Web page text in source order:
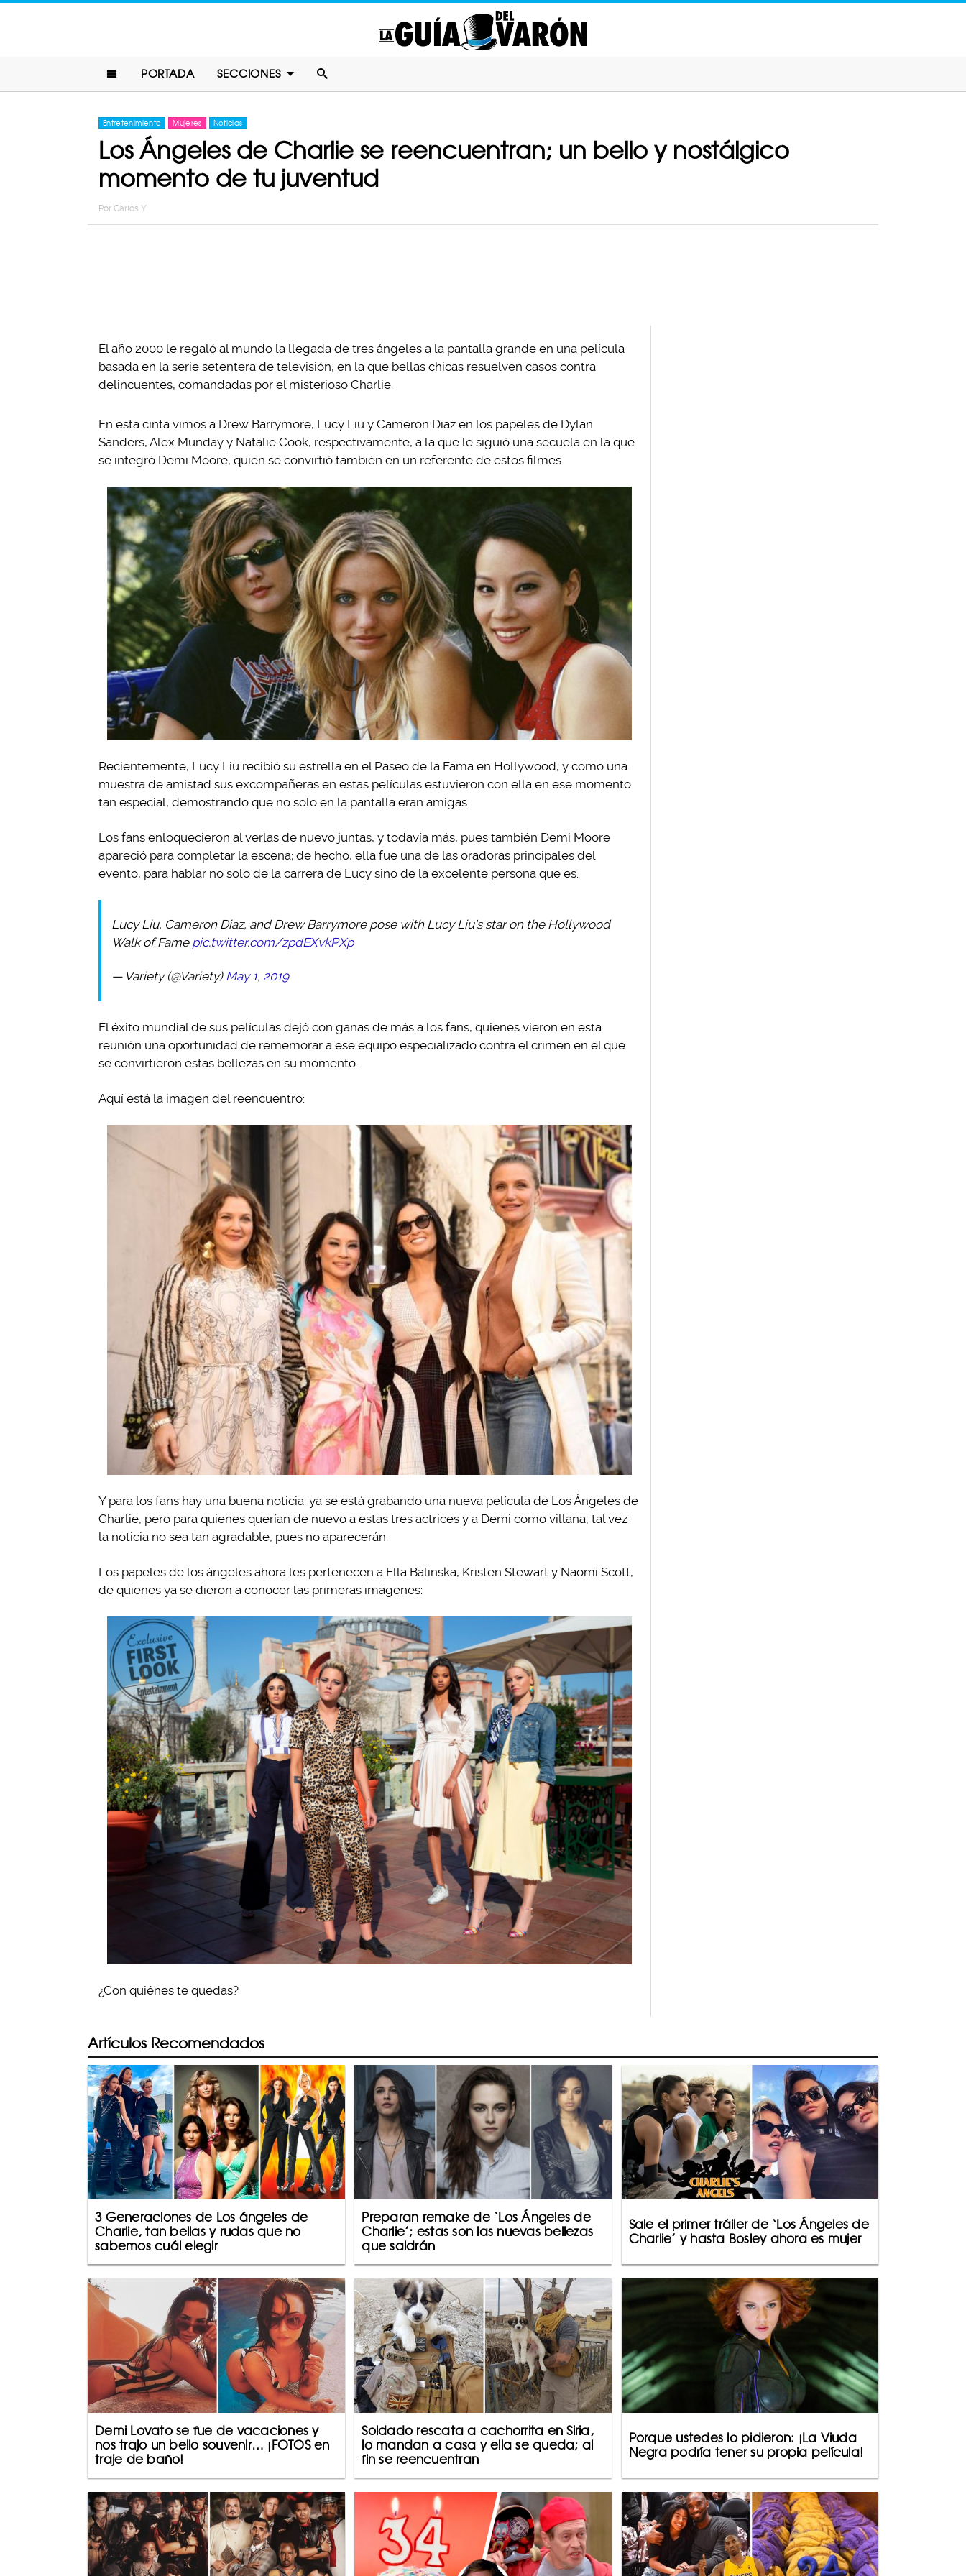
PORTADA SECCIONES
Entretenimiento Mujeres Noticias
Los Ángeles de Charlie se reencuentran; un bello y nostálgico
momento de tu juventud
Por Carlos Y
El año 2000 le regaló al mundo la llegada de tres ángeles a la pantalla grande en una película
basada en la serie setentera de televisión, en la que bellas chicas resuelven casos contra
delincuentes, comandadas por el misterioso Charlie.
En esta cinta vimos a Drew Barrymore, Lucy Liu y Cameron Diaz en los papeles de Dylan
Sanders, Alex Munday y Natalie Cook, respectivamente, a la que le siguió una secuela en la que
se integró Demi Moore, quien se convirtió también en un referente de estos filmes.
Recientemente, Lucy Liu recibió su estrella en el Paseo de la Fama en Hollywood, y como una
muestra de amistad sus excompañeras en estas películas estuvieron con ella en ese momento
tan especial, demostrando que no solo en la pantalla eran amigas.
Los fans enloquecieron al verlas de nuevo juntas, y todavía más, pues también Demi Moore
apareció para completar la escena; de hecho, ella fue una de las oradoras principales del
evento, para hablar no solo de la carrera de Lucy sino de la excelente persona que es.
Lucy Liu, Cameron Diaz, and Drew Barrymore pose with Lucy Liu's star on the Hollywood
Walk of Fame pic.twitter.com/zpdEXvkPXp
— Variety (@Variety) May 1, 2019
El éxito mundial de sus películas dejó con ganas de más a los fans, quienes vieron en esta
reunión una oportunidad de rememorar a ese equipo especializado contra el crimen en el que
se convirtieron estas bellezas en su momento.
Aquí está la imagen del reencuentro:
Y para los fans hay una buena noticia: ya se está grabando una nueva película de Los Ángeles de
Charlie, pero para quienes querían de nuevo a estas tres actrices y a Demi como villana, tal vez
la noticia no sea tan agradable, pues no aparecerán.
Los papeles de los ángeles ahora les pertenecen a Ella Balinska, Kristen Stewart y Naomi Scott,
de quienes ya se dieron a conocer las primeras imágenes:
¿Con quiénes te quedas?
Artículos Recomendados
3 Generaciones de Los ángeles de
Charlie, tan bellas y rudas que no
sabemos cuál elegir
Preparan remake de ‘Los Ángeles de
Charlie’; estas son las nuevas bellezas
que saldrán
Sale el primer tráiler de ‘Los Ángeles de
Charlie’ y hasta Bosley ahora es mujer
Demi Lovato se fue de vacaciones y
nos trajo un bello souvenir… ¡FOTOS en
traje de baño!
Soldado rescata a cachorrita en Siria,
lo mandan a casa y ella se queda; al
fin se reencuentran
Porque ustedes lo pidieron: ¡La Viuda
Negra podría tener su propia película!